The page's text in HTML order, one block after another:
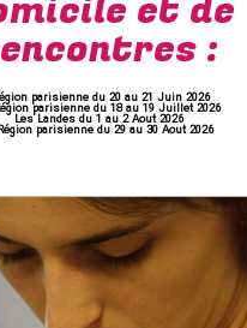
et de
:
parisienne du 20 au 21 Juin 2026
parisienne du 18 au 19 Juillet 2026
Les Landes du 1 au 2 Aout 2026
parisienne du 29 au 30 Aout 2026